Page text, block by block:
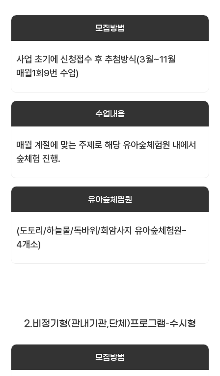
모집방법
사업 초기에 신청접수 후 추첨방식(3월~11월
매월1회9번 수업)
수업내용
매월 계절에 맞는 주제로 해당 유아숲체험원 내에서
숲체험 진행.
유아숲체험원
(도토리/하늘물/독바위/회암사지 유아숲체험원–
4개소)
2.비정기형(관내기관,단체)프로그램–수시형
모집방법